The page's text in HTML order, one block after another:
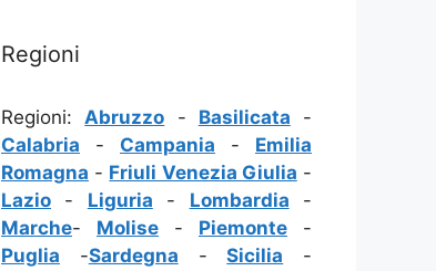
Regioni
Regioni:Abruzzo - Basilicata -
Calabria - Campania - Emilia
Romagna - Friuli Venezia Giulia -
Lazio - Liguria - Lombardia -
Marche- Molise - Piemonte -
Puglia -Sardegna -Sicilia -